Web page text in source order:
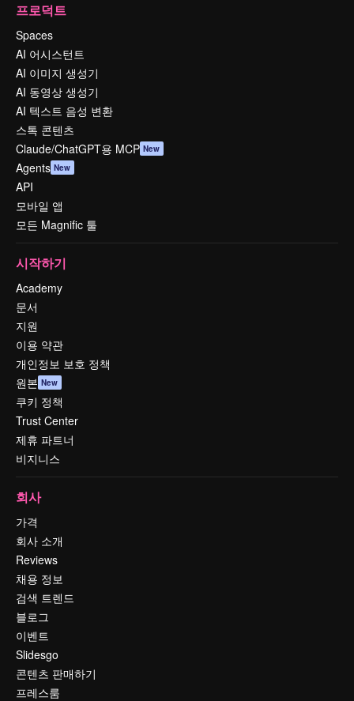
프로덕트
Spaces
AI 어시스턴트
AI 이미지 생성기
AI 동영상 생성기
AI 텍스트 음성 변환
스톡 콘텐츠
Claude/ChatGPT용 MCP New
Agents New
API
모바일 앱
모든 Magnific 툴
시작하기
Academy
문서
지원
이용 약관
개인정보 보호 정책
원본 New
쿠키 정책
Trust Center
제휴 파트너
비지니스
회사
가격
회사 소개
Reviews
채용 정보
검색 트렌드
블로그
이벤트
Slidesgo
콘텐츠 판매하기
프레스룸